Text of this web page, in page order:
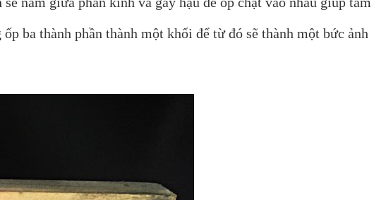
ba thành phần thành một khối để từ đó sẽ thành một bức ảnh